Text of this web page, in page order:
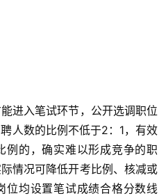
进入笔试环节，公开选调职位
人数的比例不低于2：1，有效
例的，确实难以形成竞争的职
情况可降低开考比例、核减或
位均设置笔试成绩合格分数线